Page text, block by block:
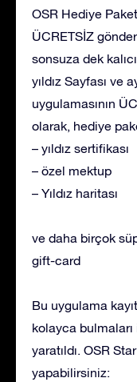
OSR Hediye
ÜCRETSİZ
sonsuza dek
yıldız Sayfası ve
uygulamasının
olarak, hediye
– yıldız sertifikası
– özel mektup
– Yıldız haritası
ve daha birçok
gift-card
Bu uygulama
kolayca
yaratıldı. OSR
yapabilirsiniz: